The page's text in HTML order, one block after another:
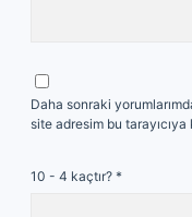
Daha sonraki
site adresim bu
10 - 4 kaçtır? *